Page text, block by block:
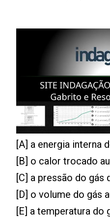
[A] a energia interna
[B] o calor trocado
[C] a pressão do gás
[D] o volume do gás
[E] a temperatura do